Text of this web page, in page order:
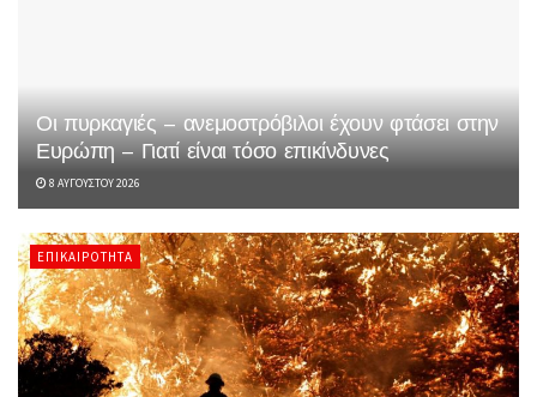
Οι πυρκαγιές – ανεμοστρόβιλοι έχουν φτάσει στην
Ευρώπη – Γιατί είναι τόσο επικίνδυνες
8 ΑΥΓΟΎΣΤΟΥ 2026
ΕΠΙΚΑΙΡΌΤΗΤΑ